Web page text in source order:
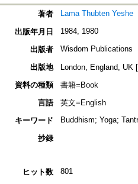
著者 Lama Thubten Yeshe
出版年月日 1984, 1980
出版者 Wisdom Publications
出版地
London, England, UK
資料の種類
書籍=Book
言語
英文=English
キーワード
Buddhism; Yoga;
抄録
ヒット数 801